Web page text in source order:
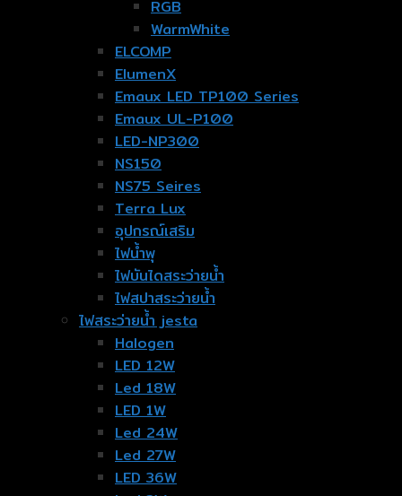
RGB
WarmWhite
ELCOMP
ElumenX
Emaux LED TP100 Series
Emaux UL-P100
LED-NP300
NS150
NS75 Seires
Terra Lux
อุปกรณ์เสริม
ไฟน้ำพุ
ไฟบันไดสระว่ายน้ำ
ไฟสปาสระว่ายน้ำ
ไฟสระว่ายน้ำ jesta
Halogen
LED 12W
Led 18W
LED 1W
Led 24W
Led 27W
LED 36W